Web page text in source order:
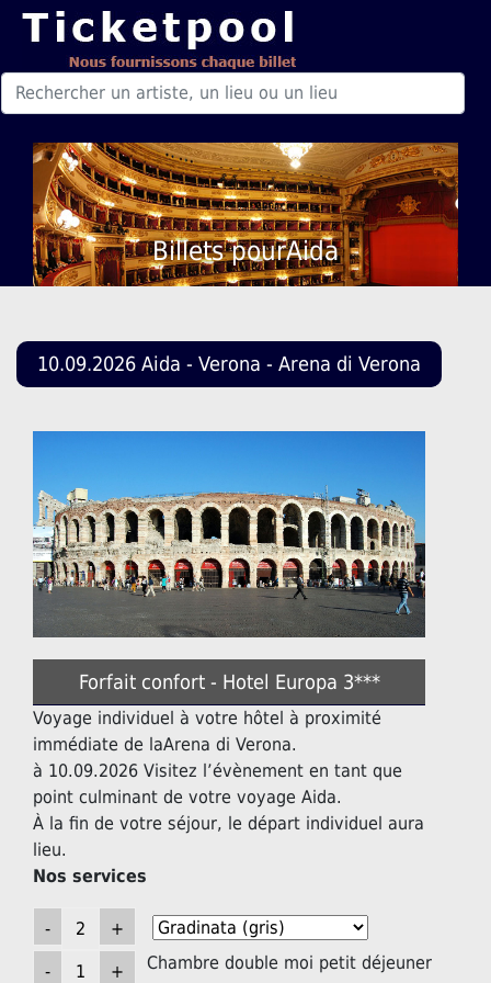
Billets pourAida
10.09.2026 Aida - Verona - Arena di Verona
Forfait confort - Hotel Europa 3***
Voyage individuel à votre hôtel à proximité
immédiate de laArena di Verona.
à 10.09.2026 Visitez l’évènement en tant que
point culminant de votre voyage Aida.
À la fin de votre séjour, le départ individuel aura
lieu.
Nos services
Chambre double moi petit déjeuner